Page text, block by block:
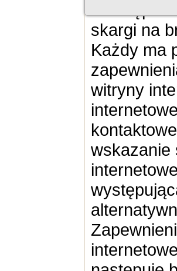
skargi na
Każdy ma
witryny
wskazanie